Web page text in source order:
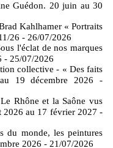
Guédon. 20 juin au 30
Kahlhamer « Portraits
26 - 26/07/2026
l'éclat de nos marques
- 25/07/2026
collective - « Des faits
19 décembre 2026
-
Rhône et la Saône vus
2026 au 17 février 2027 -
du monde, les peintures
2026 - 21/07/2026